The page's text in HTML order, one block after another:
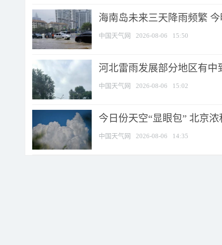
海南岛未来三天降雨频繁
中国天气网 2026-08-06 15:50
河北雷雨发展部分地区有中
中国天气网 2026-08-06 15:02
今日份天空“显眼包” 北京
中国天气网 2026-08-06 14:35